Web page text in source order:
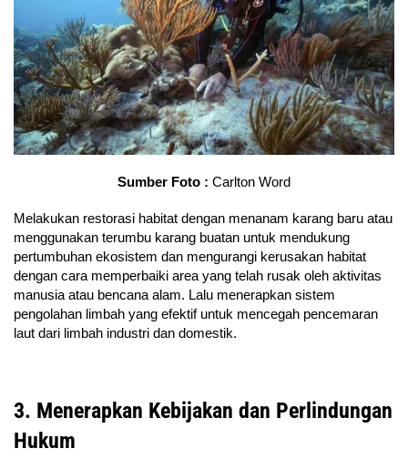
Sumber Foto : Carlton Word
Melakukan restorasi habitat dengan menanam karang baru atau
menggunakan terumbu karang buatan untuk mendukung
pertumbuhan ekosistem dan mengurangi kerusakan habitat
dengan cara memperbaiki area yang telah rusak oleh aktivitas
manusia atau bencana alam. Lalu menerapkan sistem
pengolahan limbah yang efektif untuk mencegah pencemaran
laut dari limbah industri dan domestik.
3. Menerapkan Kebijakan dan Perlindungan
Hukum